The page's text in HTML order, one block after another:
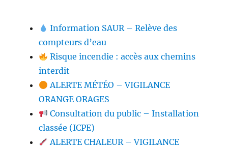
Information SAUR – Relève des
compteurs d’eau
Risque incendie : accès aux chemins
interdit
ALERTE MÉTÉO – VIGILANCE
ORANGE ORAGES
Consultation du public – Installation
classée (ICPE)
ALERTE CHALEUR – VIGILANCE